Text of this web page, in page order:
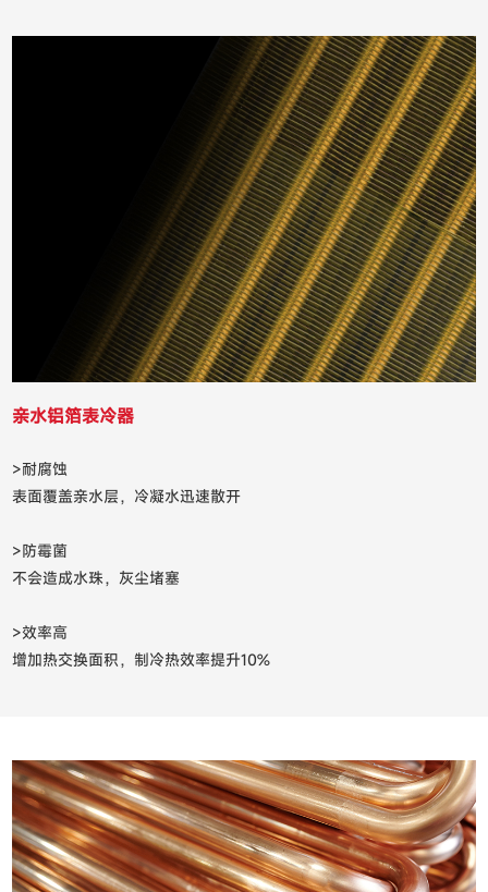
亲水铝箔表冷器
>耐腐蚀
表面覆盖亲水层，冷凝水迅速散开
>防霉菌
不会造成水珠，灰尘堵塞
>效率高
增加热交换面积，制冷热效率提升10%